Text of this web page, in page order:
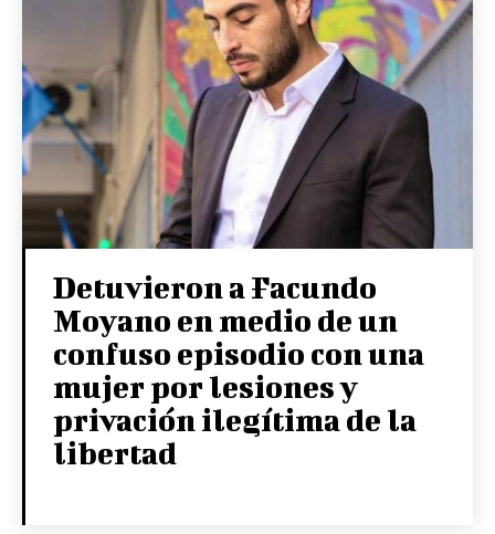
Detuvieron a Facundo
Moyano en medio de un
confuso episodio con una
mujer por lesiones y
privación ilegítima de la
libertad